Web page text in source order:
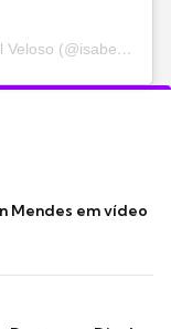
Uma publicação compartilhada por Isabel Veloso (@isabelvelosoo)
Mendes em vídeo